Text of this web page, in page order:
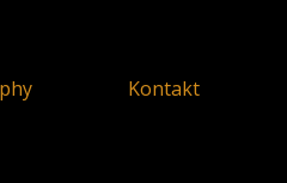
Kontakt